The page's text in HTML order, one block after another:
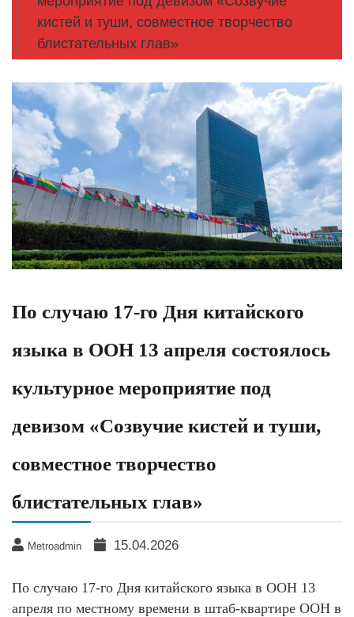
кистей и туши, совместное творчество
блистательных глав»
По случаю 17-го Дня китайского
языка в ООН 13 апреля состоялось
культурное мероприятие под
девизом «Созвучие кистей и туши,
совместное творчество
блистательных глав»
Metroadmin 15.04.2026
По случаю 17-го Дня китайского языка в ООН 13
апреля по местному времени в штаб-квартире ООН в